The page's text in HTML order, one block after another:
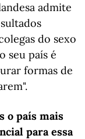
admite
do sexo
seu país é
formas de
o país mais
para essa